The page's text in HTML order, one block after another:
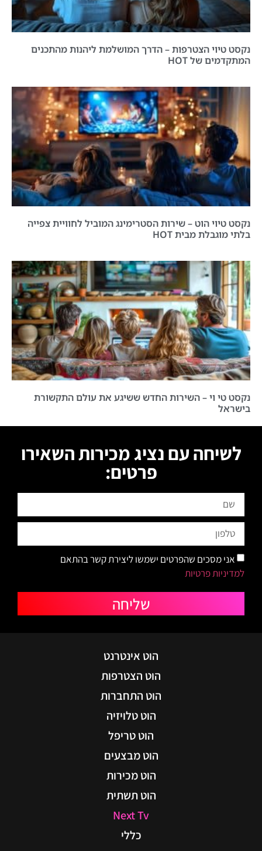
נקסט טיוי הצטרפות – הדרך המושלמת ליהנות מהתכנים
המתקדמים של HOT
נקסט טיוי הוט – שירות הסטרימינג המוביל לחוויית צפייה
בלתי מוגבלת מבית HOT
נקסט טי וי – השירות החדש ששיגע את עולם התקשורת
בישראל
לשיחה עם נציג מכירות השאירו
פרטים:
אני מסכים שהפרטים ישמשו ליצירת קשר בהתאם
למדיניות פרטיות
שליחה
הוט אינטרנט
הוט הצטרפות
הוט התחברות
הוט טלויזיה
הוט טריפל
הוט מבצעים
הוט מכירות
הוט תשתית
Next Tv
כללי